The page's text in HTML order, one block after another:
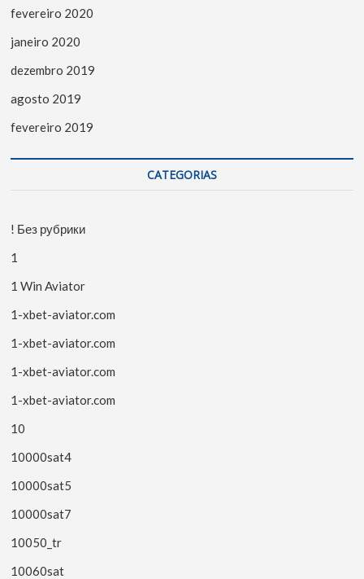
fevereiro 2020
janeiro 2020
dezembro 2019
agosto 2019
fevereiro 2019
CATEGORIAS
! Без рубрики
1
1 Win Aviator
1-xbet-aviator.com
1-xbet-aviator.com
1-xbet-aviator.com
1-xbet-aviator.com
10
10000sat4
10000sat5
10000sat7
10050_tr
10060sat